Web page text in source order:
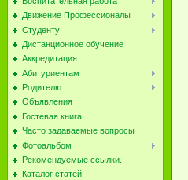
Движение Профессионалы
Студенту
Дистанционное обучение
Аккредитация
Абитуриентам
Родителю
Объявления
Гостевая книга
Часто задаваемые вопросы
Фотоальбом
Рекомендуемые ссылки.
Каталог статей